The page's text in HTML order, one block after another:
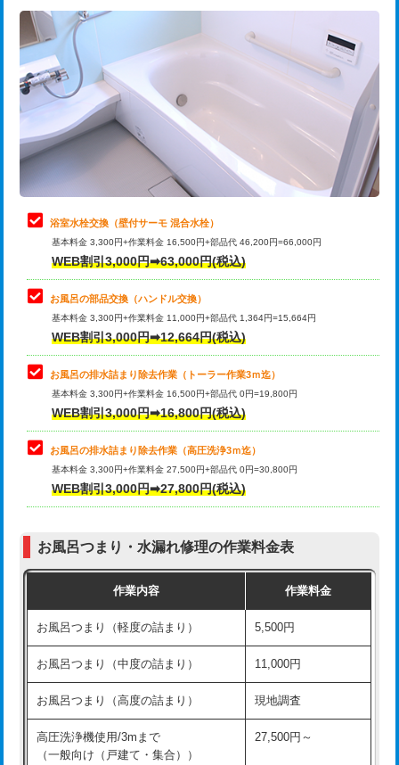
追加トーラー機使用/3m超え
カメラ調査 33,000円
桝清掃 8,800円
止水・漏水調査・防水処理・清掃・修
理・調整・分解・加工など（軽作業）
止水・漏水調査・防水処理・清掃・修
理・調整・分解・加工など（中作業）
22,000円
止水・漏水調査・防水処理・清掃・修
理・調整・分解・加工など（重作業）
33,000円
トイレタンク脱着
トイレ便器脱着
タンクレストイレ脱着 33,000円
小便器トイレ脱着
その他部品の脱着 8,800円～
交換・取付（タンク）
交換・取付（普通便座） 11,000円+材料費
交換・取付（温水洗浄便座） 16,500円+材料費
交換・取付(単水栓（壁付・デッキ
式）)
13,200円+材料費
交換・取付(混合水栓（壁付・デッキ
式・ワンホール）)
16,500円+材料費
交換・取付(排水栓・排水トラップ
（P/S/ポップアップ））
22,000円+材料費
浴室水栓交換（壁付サーモ 混合水栓）
基本料金 3,300円+作業料金 16,500円+部品代 46,200円=66,000円
WEB割引3,000円➡63,000円(税込)
お風呂の部品交換（ハンドル交換）
基本料金 3,300円+作業料金 11,000円+部品代 1,364円=15,664円
WEB割引3,000円➡12,664円(税込)
お風呂の排水詰まり除去作業（トーラー作業3ｍ迄）
基本料金 3,300円+作業料金 16,500円+部品代 0円=19,800円
WEB割引3,000円➡16,800円(税込)
お風呂の排水詰まり除去作業（高圧洗浄3ｍ迄）
基本料金 3,300円+作業料金 27,500円+部品代 0円=30,800円
WEB割引3,000円➡27,800円(税込)
お風呂つまり・水漏れ修理の作業料金表
作業内容 作業料金
お風呂つまり（軽度の詰まり） 5,500円
お風呂つまり（中度の詰まり） 11,000円
お風呂つまり（高度の詰まり） 現地調査
高圧洗浄機使用/3mまで
（一般向け（戸建て・集合））
27,500円～